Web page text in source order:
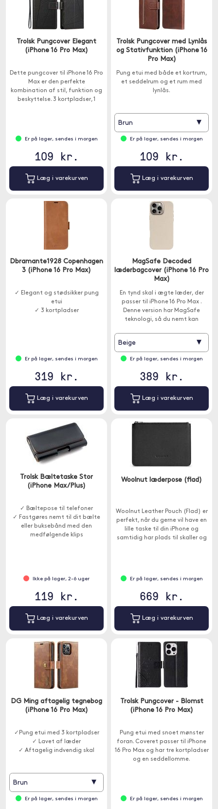
Trolsk Pungcover Elegant
(iPhone 16 Pro Max)
Dette pungcover til iPhone 16 Pro
Max er den perfekte
kombination af stil, funktion og
beskyttelse. 3 kortpladser, 1
Er på lager, sendes i morgen
109 kr.
Læg i varekurven
Trolsk Pungcover med Lynlås
og Stativfunktion (iPhone 16
Pro Max)
Pung etui med både et kortrum,
et seddelrum og et rum med
lynlås.
Brun ▾
Er på lager, sendes i morgen
109 kr.
Læg i varekurven
Dbramante1928 Copenhagen
3 (iPhone 16 Pro Max)
✓ Elegant og stødsikker pung
etui
✓ 3 kortpladser
Er på lager, sendes i morgen
319 kr.
Læg i varekurven
MagSafe Decoded
læderbagcover (iPhone 16 Pro
Max)
En tynd skal i ægte læder, der
passer til iPhone 16 Pro Max .
Denne version har MagSafe
teknologi, så du nemt kan
Beige ▾
Er på lager, sendes i morgen
389 kr.
Læg i varekurven
Trolsk Bæltetaske Stor
(iPhone Max/Plus)
✓ Bæltepose til telefoner
✓ Fastgøres nemt til dit bælte
eller buksebånd med den
medfølgende klips
Ikke på lager, 2-6 uger
119 kr.
Læg i varekurven
Woolnut læderpose (flad)
Woolnut Leather Pouch (Flad) er
perfekt, når du gerne vil have en
lille taske til din iPhone og
samtidig har plads til skaller og
Er på lager, sendes i morgen
669 kr.
Læg i varekurven
DG Ming aftagelig tegnebog
(iPhone 16 Pro Max)
✓Pung etui med 3 kortpladser
✓ Lavet af læder
✓ Aftagelig indvendig skal
Brun ▾
Er på lager, sendes i morgen
Trolsk Pungcover - Blomst
(iPhone 16 Pro Max)
Pung etui med snoet mønster
foran. Coveret passer til iPhone
16 Pro Max og har tre kortpladser
og en seddellomme.
Er på lager, sendes i morgen